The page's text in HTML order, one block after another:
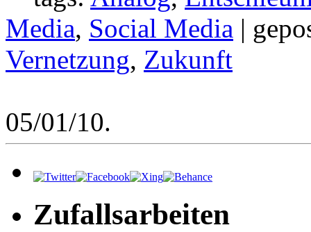
Media, Social Media |
Vernetzung, Zukunft
05/01/10.
Zufallsarbeiten